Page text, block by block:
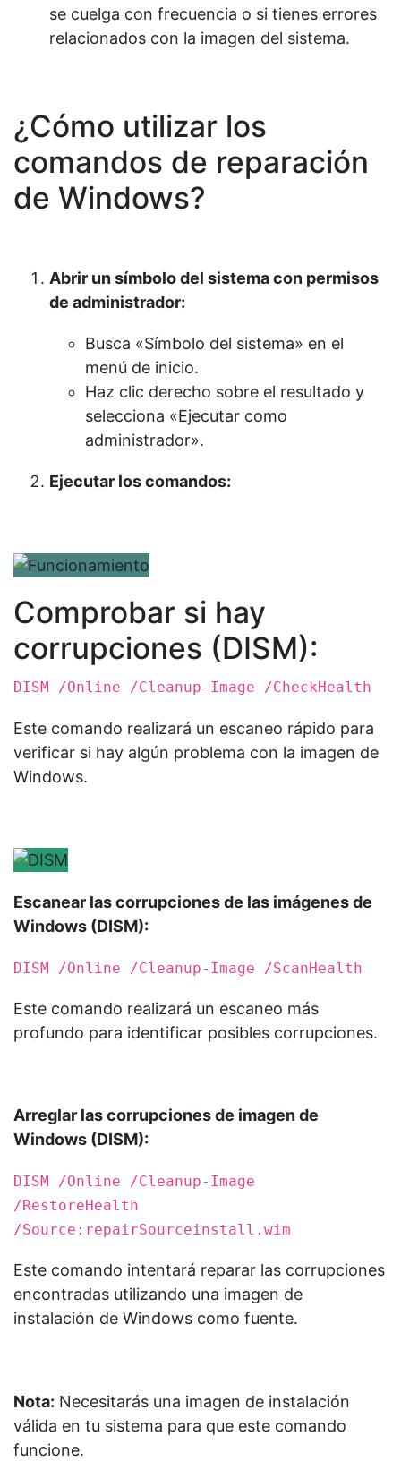
se cuelga con frecuencia o si tienes errores
relacionados con la imagen del sistema.
¿Cómo utilizar los
comandos de reparación
de Windows?
Abrir un símbolo del sistema con permisos
de administrador:
Busca «Símbolo del sistema» en el
menú de inicio.
Haz clic derecho sobre el resultado y
selecciona «Ejecutar como
administrador».
Ejecutar los comandos:
Comprobar si hay
corrupciones (DISM):
DISM /Online /Cleanup-Image /CheckHealth
Este comando realizará un escaneo rápido para
verificar si hay algún problema con la imagen de
Windows.
Escanear las corrupciones de las imágenes de
Windows (DISM):
DISM /Online /Cleanup-Image /ScanHealth
Este comando realizará un escaneo más
profundo para identificar posibles corrupciones.
Arreglar las corrupciones de imagen de
Windows (DISM):
DISM /Online /Cleanup-Image
/RestoreHealth
/Source:repairSourceinstall.wim
Este comando intentará reparar las corrupciones
encontradas utilizando una imagen de
instalación de Windows como fuente.
Nota: Necesitarás una imagen de instalación
válida en tu sistema para que este comando
funcione.